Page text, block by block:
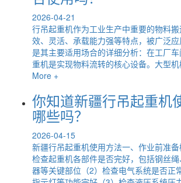
2026-04-21
行吊起重机作为工业生产中重要的物料
效、灵活、承载能力强等特点，被广泛
是其主要适用场合的详细分析：在工厂
重机是实现物料流转的核心设备。大型
More +
你知道新疆行吊起重机
哪些吗？
2026-04-15
新疆行吊起重机使用方法一、作业前准备
检查起重机各部件是否完好，包括钢丝
器等关键部位（2）检查电气系统是否正